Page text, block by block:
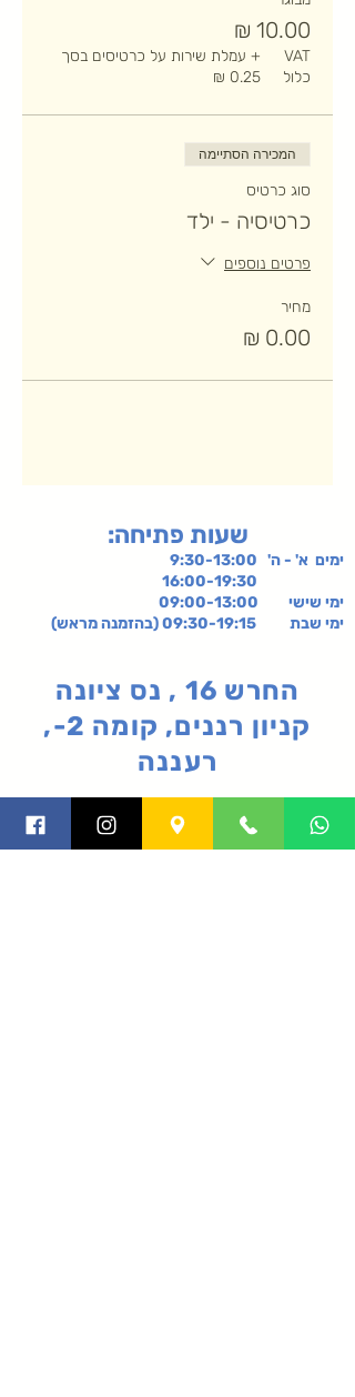
VAT
כלול
+ עמלת שירות על כרטיסים בסך
‏0.25 ‏₪
המכירה הסתיימה
סוג כרטיס
כרטיסיה - ילד
פרטים נוספים
מחיר
:שעות פתיחה
ימים א' - ה' 9:30-13:00
ימי שישי 09:00-13:00
ימי שבת 09:30-19:15 (בהזמנה מראש)
החרש 16 , נס ציונה
קניון רננים, קומה 2-,
רעננה